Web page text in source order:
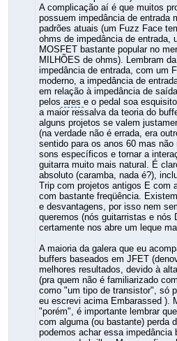
A complicação aí é que muitos
possuem impedância de entrada
padrões atuais (um Fuzz Face
ohms de impedância de entrada,
MOSFET bastante popular no
MILHÕES de ohms). Lembram
impedância de entrada, com um
moderno, a impedância de
em relação à impedância de
pelos ares e o pedal soa
a maior ressalva da teoria do
alguns projetos se valem
(na verdade não é errada, era
sentido para os anos 60 mas não
sons específicos e tornar a
guitarra muito mais natural. É
absoluto (caramba, nada é?),
Trip com projetos antigos E com
com bastante freqüência.
e desvantagens, por isso nem
queremos (nós guitarristas e nós
certamente nos abre um leque
A maioria da galera que eu
buffers baseados em JFET
melhores resultados, devido à
(pra quem não é familiarizado
como "um tipo de transistor", só
eu escrevi acima Embarassed ).
"porém", é importante lembrar
com alguma (ou bastante) perda
podemos achar essa impedância